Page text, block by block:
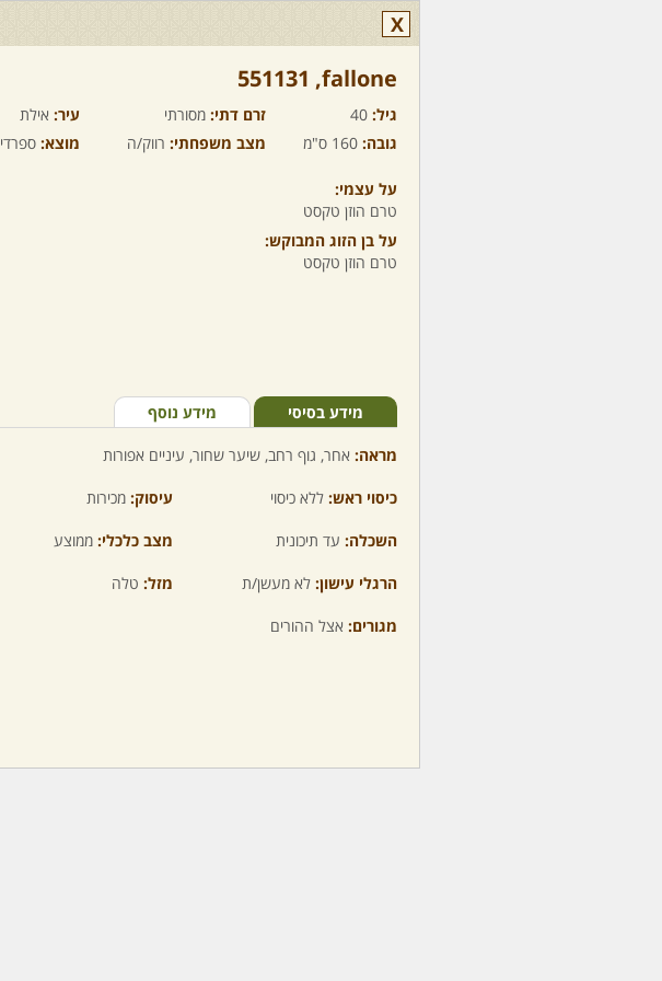
X
fallone,‏ 551131
גיל: 40 זרם דתי: מסורתי עיר: אילת
גובה: 160 ס"מ מצב משפחתי: רווק/ה מוצא: ספרדי
על עצמי:
טרם הוזן טקסט
על בן הזוג המבוקש:
טרם הוזן טקסט
מידע בסיסי מידע נוסף
מראה: אחר, גוף רחב, שיער שחור, עיניים אפורות
כיסוי ראש: ללא כיסוי עיסוק: מכירות
השכלה: עד תיכונית מצב כלכלי: ממוצע
הרגלי עישון: לא מעשן/ת מזל: טלה
מגורים: אצל ההורים